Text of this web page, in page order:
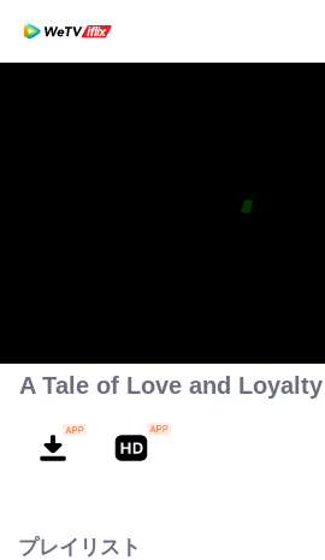
A Tale of Love and Loyalty
プレイリスト